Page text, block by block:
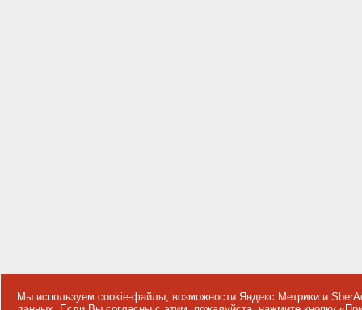
Мы используем cookie-файлы, возможности Яндекс.Метрики и